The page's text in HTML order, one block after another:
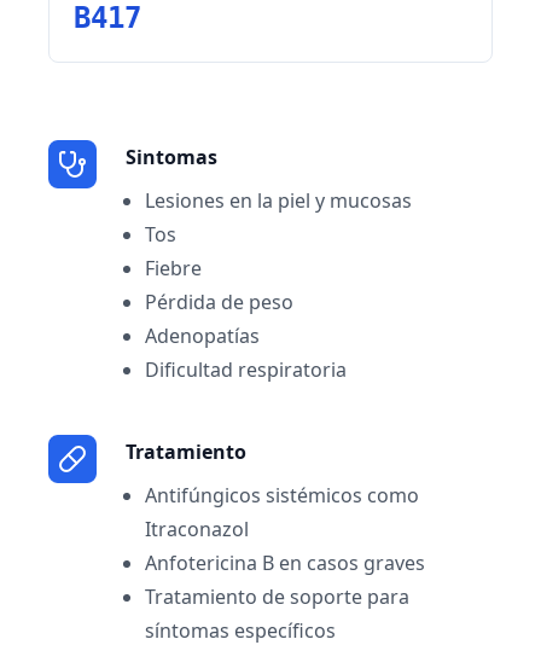
B417
Sintomas
Lesiones en la piel y mucosas
Tos
Fiebre
Pérdida de peso
Adenopatías
Dificultad respiratoria
Tratamiento
Antifúngicos sistémicos como
Itraconazol
Anfotericina B en casos graves
Tratamiento de soporte para
síntomas específicos